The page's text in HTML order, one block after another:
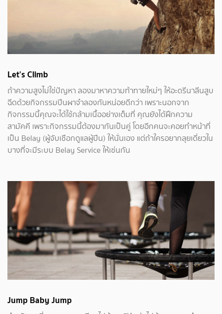
Let’s Climb
ถ้าความสูงไม่ใช่ปัญหา ลองมาหาความท้าทายใหม่ๆ ให้อะดรีนาลีนสูบ
ฉีดด้วยกิจกรรมปีนผาจำลองกันหน่อยดีกว่า เพราะนอกจาก
กิจกรรมนี้คุณจะได้ใช้กล้ามเนื้ออย่างเต็มที่ คุณยังได้ฝึกความ
สามัคคี เพราะกิจกรรมนี้ต้องมากันเป็นคู่ โดยอีกคนจะคอยทำหน้าที่
เป็น Belay (ผู้จับเชือกดูแลผู้ปีน) ให้นั่นเอง แต่ถ้าใครอยากลุยเดี่ยวใน
บางที่จะมีระบบ Belay Service ให้เช่นกัน
Jump Baby Jump